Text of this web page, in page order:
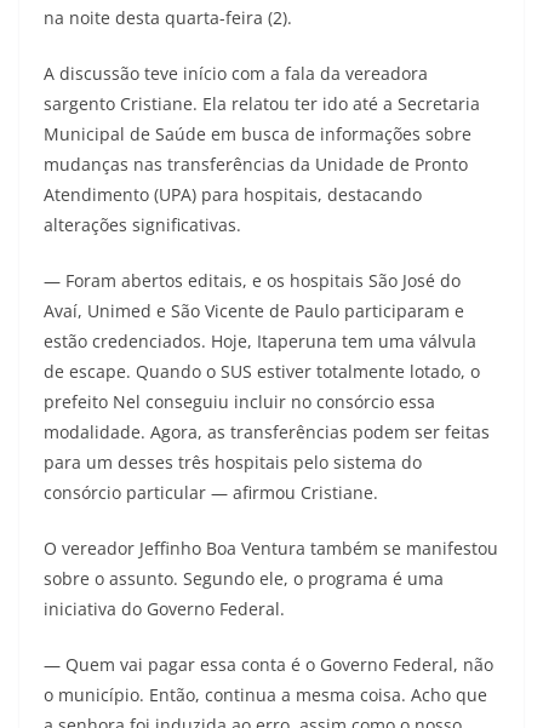
na noite desta quarta-feira (2).
A discussão teve início com a fala da vereadora
sargento Cristiane. Ela relatou ter ido até a Secretaria
Municipal de Saúde em busca de informações sobre
mudanças nas transferências da Unidade de Pronto
Atendimento (UPA) para hospitais, destacando
alterações significativas.
— Foram abertos editais, e os hospitais São José do
Avaí, Unimed e São Vicente de Paulo participaram e
estão credenciados. Hoje, Itaperuna tem uma válvula
de escape. Quando o SUS estiver totalmente lotado, o
prefeito Nel conseguiu incluir no consórcio essa
modalidade. Agora, as transferências podem ser feitas
para um desses três hospitais pelo sistema do
consórcio particular — afirmou Cristiane.
O vereador Jeffinho Boa Ventura também se manifestou
sobre o assunto. Segundo ele, o programa é uma
iniciativa do Governo Federal.
— Quem vai pagar essa conta é o Governo Federal, não
o município. Então, continua a mesma coisa. Acho que